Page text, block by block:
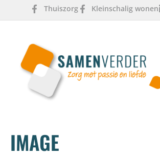
Thuiszorg Kleinschalig wonen
IMAGE